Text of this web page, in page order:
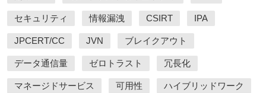
セキュリティ 情報漏洩 CSIRT IPA
JPCERT/CC JVN ブレイクアウト
データ通信量 ゼロトラスト 冗長化
マネージドサービス 可用性 ハイブリッドワーク